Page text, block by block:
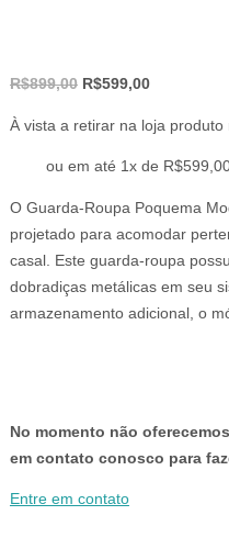
R$899,00 O
original
era:
R$599,00O
atual
é:
À vista a retirar na loja
ou em até 1x de
O Guarda-Roupa Poquema
projetado para acomodar
casal. Este guarda-roupa
dobradiças metálicas em seu
armazenamento adicional, o
No momento não
em contato conosco para
Entre em contato